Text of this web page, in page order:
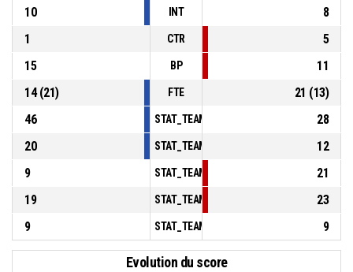
10
INT
8
1
CTR
5
15
BP
11
14(21) FTE 21 (13)
46
28
20
12
9
21
19
23
9
9
Evolution du score